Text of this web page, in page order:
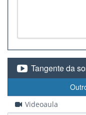
Tangente da
Videoaula